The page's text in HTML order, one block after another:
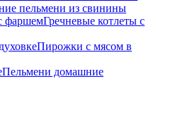
пельмени из свинины
Гречневые котлеты с
Пирожки с мясом в
Пельмени домашние